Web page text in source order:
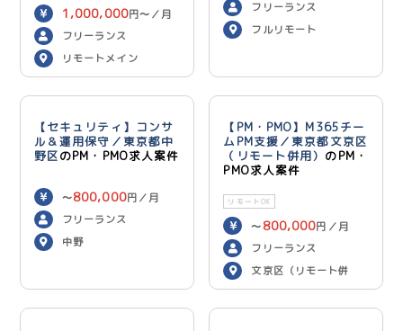
1,000,000円〜／月
フリーランス
リモートメイン
フリーランス
フルリモート
【セキュリティ】コンサ
ル＆運用保守／東京都中
野区のPM・PMO求人案件
〜800,000円／月
フリーランス
中野
【PM・PMO】M365チー
ムPM支援／東京都文京区
（リモート併用） のPM・
PMO求人案件
リモートOK
〜 800,000円／月
フリーランス
文京区（リモート併
用）